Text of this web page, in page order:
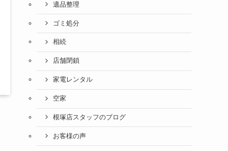
遺品整理
ゴミ処分
相続
店舗閉鎖
家電レンタル
空家
根塚店スタッフのブログ
お客様の声